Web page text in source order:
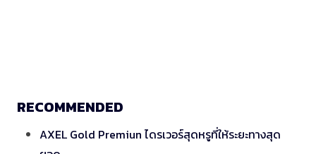
RECOMMENDED
AXEL Gold Premiun ไดรเวอร์สุดหรูที่ให้ระยะทางสุด